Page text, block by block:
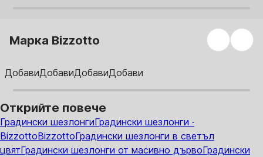
Марка Bizzotto
ДобавиДобавиДобавиДобави
Открийте повече
Градински шезлонгиГрадински шезлонги ·
BizzottoBizzottoГрадински шезлонги в светъл
цвятГрадински шезлонги от масивно дървоГрадински